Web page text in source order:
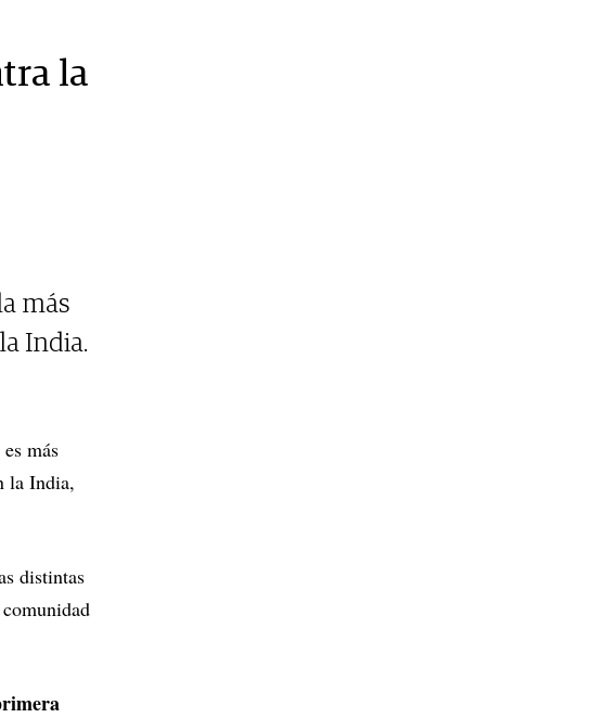
la
más
India.
es más
la India,
distintas